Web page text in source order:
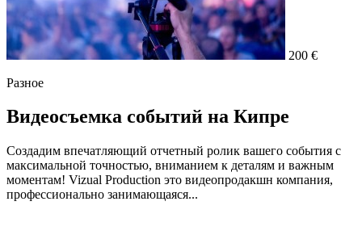
200 €
Разное
Видеосъемка событий на Кипре
Создадим впечатляющий отчетный ролик вашего события с
максимальной точностью, вниманием к деталям и важным
моментам! Vizual Production это видеопродакшн компания,
профессионально занимающаяся...